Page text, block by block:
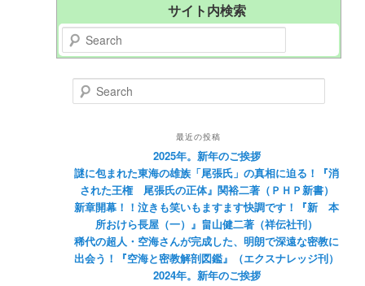
サイト内検索
Search
Search
最近の投稿
2025年。新年のご挨拶
謎に包まれた東海の雄族「尾張氏」の真相に迫る！『消
された王権 尾張氏の正体』関裕二著（ＰＨＰ新書）
新章開幕！！泣きも笑いもますます快調です！『新 本
所おけら長屋（一）』畠山健二著（祥伝社刊）
稀代の超人・空海さんが完成した、明朗で深遠な密教に
出会う！『空海と密教解剖図鑑』（エクスナレッジ刊）
2024年。新年のご挨拶